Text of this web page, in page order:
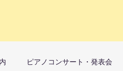
ピアノコンサート・発表会